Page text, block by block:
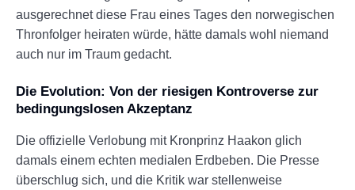
ausgerechnet diese Frau eines Tages den norwegischen
Thronfolger heiraten würde, hätte damals wohl niemand
auch nur im Traum gedacht.
Die Evolution: Von der riesigen Kontroverse zur
bedingungslosen Akzeptanz
Die offizielle Verlobung mit Kronprinz Haakon glich
damals einem echten medialen Erdbeben. Die Presse
überschlug sich, und die Kritik war stellenweise